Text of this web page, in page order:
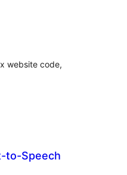
website code,
to-Speech